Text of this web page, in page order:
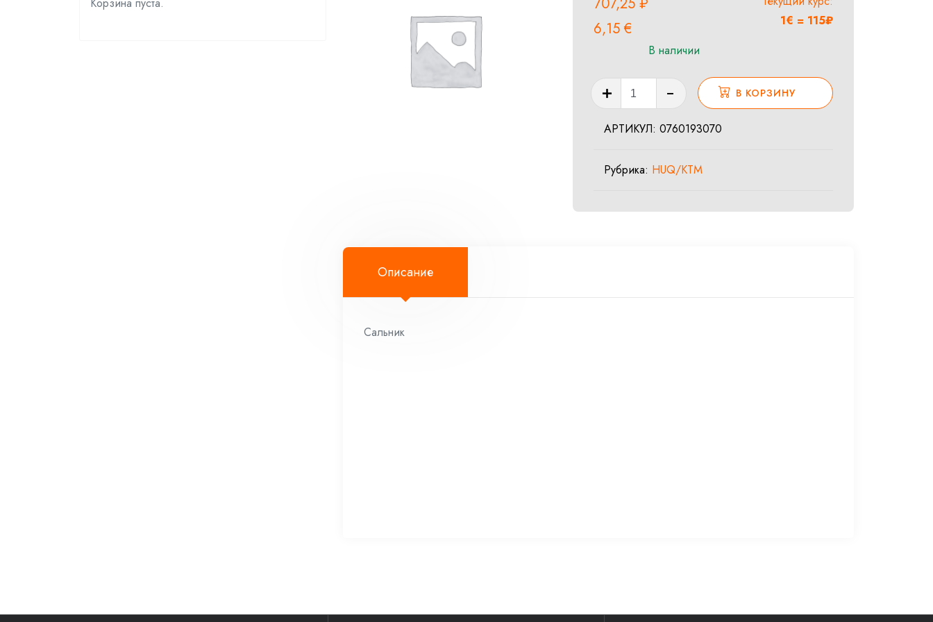
6,15€
1€ = 115₽
В наличии
Количество
товара
SHAFT
RING
В КОРЗИНУ
АРТИКУЛ:0760193070
Рубрика: HUQ/KTM
Описание
Сальник